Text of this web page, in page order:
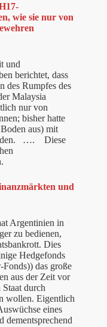
wie sie nur von
und
berichtet, dass
des Rumpfes des
Malaysia
nur von
bisher hatte
aus) mit
…. Diese
und
Argentinien in
zu bedienen,
Dies
Hedgefonds
das große
aus der Zeit vor
durch
wollen. Eigentlich
eines
dementsprechend